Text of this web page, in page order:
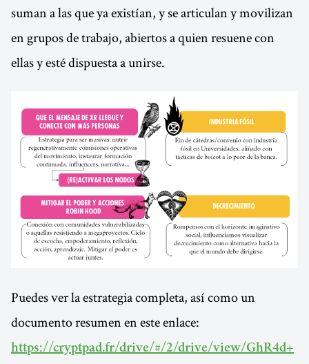
suman a las que ya existían, y se articulan y movilizan
en grupos de trabajo, abiertos a quien resuene con
ellas y esté dispuesta a unirse.
Puedes ver la estrategia completa, así como un
documento resumen en este enlace:
https://cryptpad.fr/drive/#/2/drive/view/GhR4d+